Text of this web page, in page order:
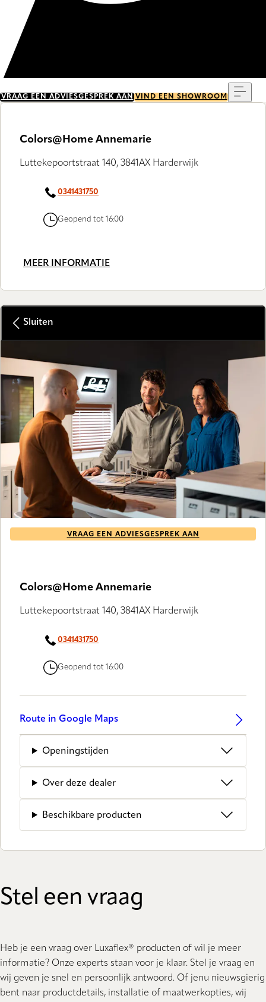
VRAAG EEN ADVIESGESPREK AAN VIND EEN SHOWROOM
Colors@Home Annemarie
Luttekepoortstraat 140, 3841AX Harderwijk
0341431750
Geopend tot 16:00
MEER INFORMATIE
Sluiten
VRAAG EEN ADVIESGESPREK AAN
Colors@Home Annemarie
Luttekepoortstraat 140, 3841AX Harderwijk
0341431750
Geopend tot 16:00
Route in Google Maps
Openingstijden
Over deze dealer
Beschikbare producten
Stel een vraag
Heb je een vraag over Luxaflex® producten of wil je meer
informatie? Onze experts staan ​​voor je klaar. Stel je vraag en
wij geven je snel en persoonlijk antwoord. Of jenu nieuwsgierig
bent naar productdetails, installatie of maatwerkopties, wij